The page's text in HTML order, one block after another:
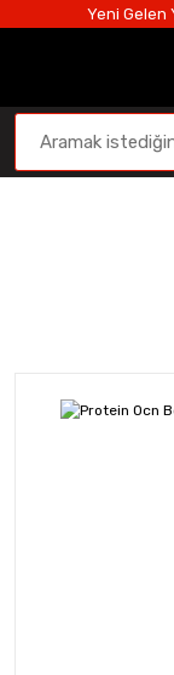
Yeni Gelen